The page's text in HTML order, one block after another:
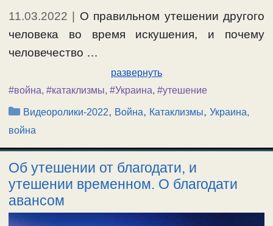
11.03.2022
О правильном утешении другого
человека во время искушения, и почему
человечество …
развернуть
#война, #катаклизмы, #Украина, #утешение
Рубрики
Видеоролики-2022, Война, Катаклизмы,Украина,
война
Об утешении от благодати, и
утешении временном. О благодати
авансом